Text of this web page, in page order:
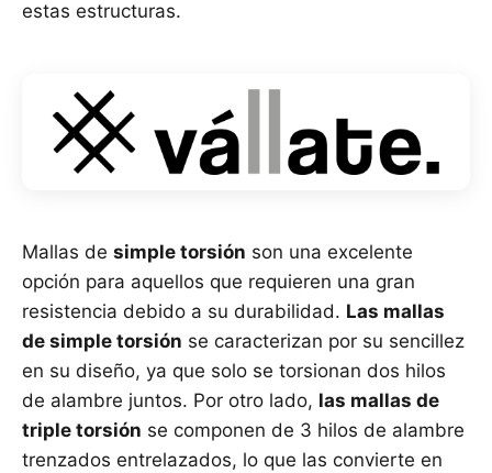
estas estructuras.
Mallas de simple torsión son una excelente
opción para aquellos que requieren una gran
resistencia debido a su durabilidad. Las mallas
de simple torsión se caracterizan por su sencillez
en su diseño, ya que solo se torsionan dos hilos
de alambre juntos. Por otro lado, las mallas de
triple torsión se componen de 3 hilos de alambre
trenzados entrelazados, lo que las convierte en